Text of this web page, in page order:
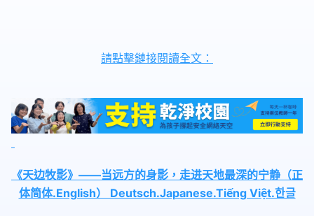
請點擊鏈接閱讀全文：
《天边牧影》——当远方的身影，走进天地最深的宁静（正
体简体.English） Deutsch.Japanese.Tiếng Việt.한글